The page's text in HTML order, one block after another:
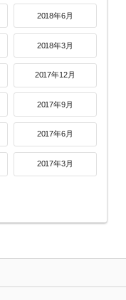
2018年6月
2018年3月
2017年12月
2017年9月
2017年6月
2017年3月